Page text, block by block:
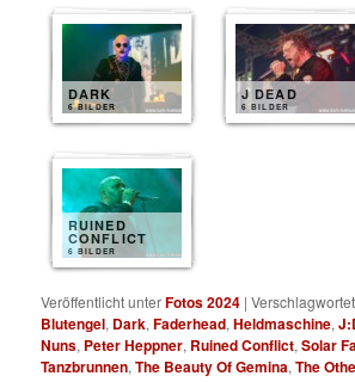
DARK
6 BILDER
J DEAD
6 BILDER
RUINED
CONFLICT
6 BILDER
Veröffentlicht unterFotos 2024 |
Blutengel, Dark,Faderhead,Heldmaschine,
Nuns, Peter Heppner, Ruined Conflict,Solar
Tanzbrunnen,The Beauty Of Gemina,The